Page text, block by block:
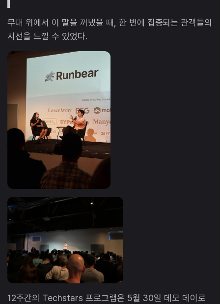
무대 위에서 이 말을 꺼냈을 때, 한 번에 집중되는 관객들의
시선을 느낄 수 있었다.
12주간의 Techstars 프로그램은 5월 30일 데모 데이로